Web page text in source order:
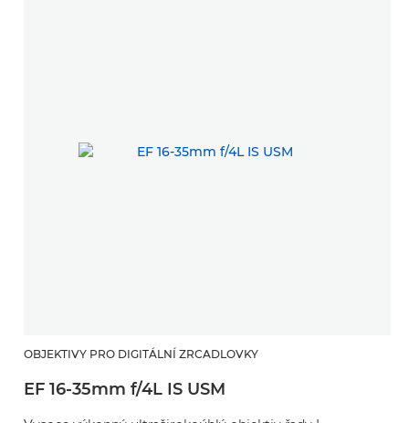
OBJEKTIVY PRO DIGITÁLNÍ ZRCADLOVKY
EF 16-35mm f/4L IS USM